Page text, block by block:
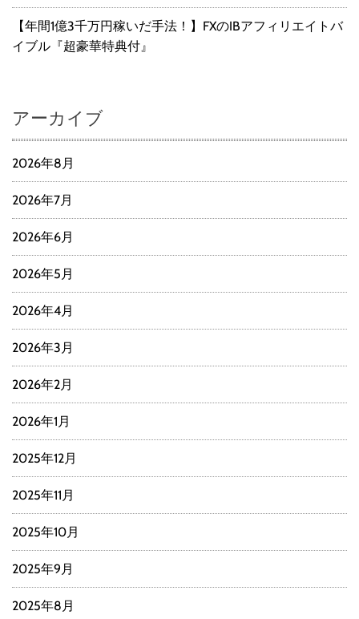
【年間1億3千万円稼いだ手法！】FXのIBアフィリエイトバ
イブル『超豪華特典付』
アーカイブ
2026年8月
2026年7月
2026年6月
2026年5月
2026年4月
2026年3月
2026年2月
2026年1月
2025年12月
2025年11月
2025年10月
2025年9月
2025年8月